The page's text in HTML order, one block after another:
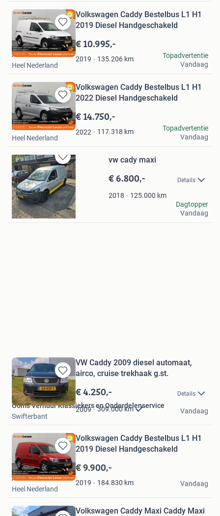
Bewaren
in
Mijn
Favorieten
Volkswagen Caddy Bestelbus L1 H1
2019 Diesel Handgeschakeld
€ 10.995,-
2019 135.206 km
Action Lease
Heel Nederland
Topadvertentie
Vandaag
Bewaren
in
Mijn
Favorieten
Volkswagen Caddy Bestelbus L1 H1
2022 Diesel Handgeschakeld
€ 14.750,-
2022 117.318 km
Action Lease
Heel Nederland
Topadvertentie
Vandaag
Bewaren
in
Mijn
Favorieten
vw cady maxi
€ 6.800,- Details
2018 125.000 km
henk
Papendrecht
Dagtopper
Vandaag
Bewaren
in
Mijn
Favorieten
VW Caddy 2009 diesel automaat,
airco, cruise trekhaak g.st.
€ 4.250,- Details
2009 309.000km
Ooms Verhuur Klassiekers en Onderdelenservice
Swifterbant
Vandaag
Bewaren
in
Mijn
Favorieten
Volkswagen Caddy Bestelbus L1 H1
2019 Diesel Handgeschakeld
€ 9.900,-
2019 184.830 km
Action Lease
Heel Nederland
Vandaag
Volkswagen Caddy Maxi Caddy Maxi